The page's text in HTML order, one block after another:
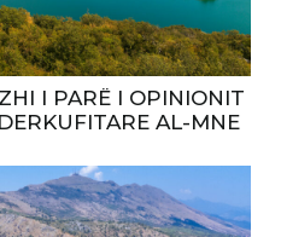
I PARË I OPINIONIT
AL-MNE